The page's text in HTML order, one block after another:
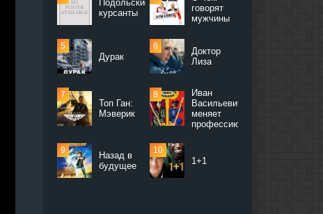
Подольские
курсанты
говорят
мужчины
Дурак
Доктор
Лиза
Топ Ган:
Мэверик
Иван
Васильевич
меняет
профессию
Назад в
будущее
1+1